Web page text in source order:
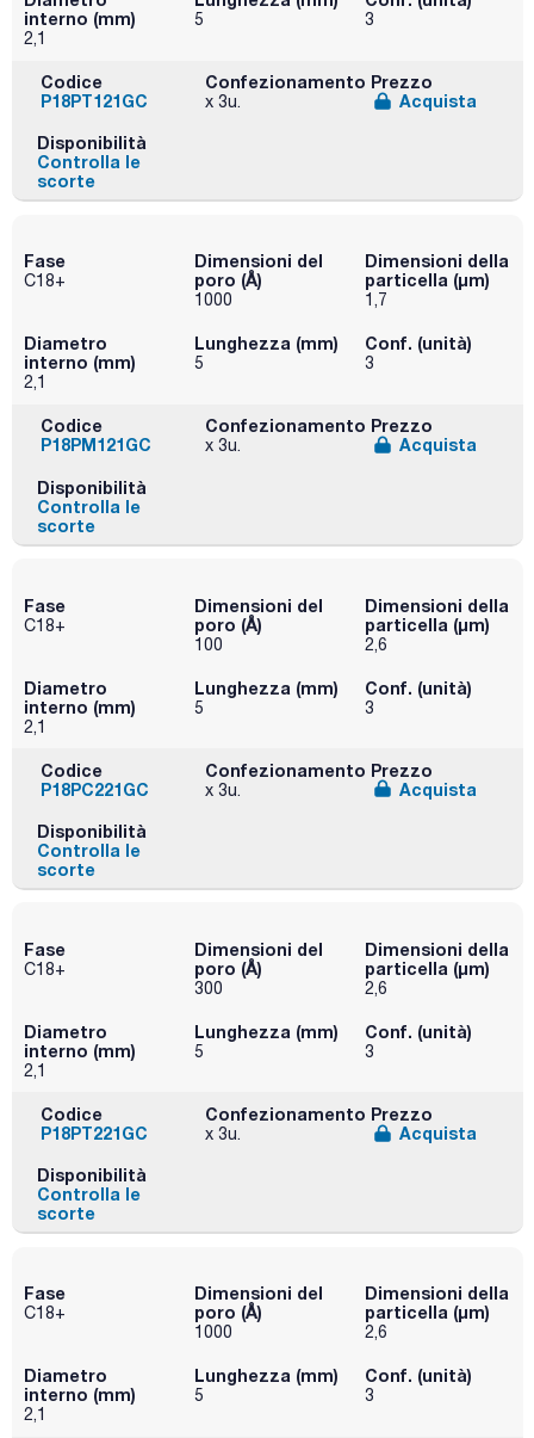
interno (mm)
2,1
5 3
Codice
P18PT121GC
Confezionamento
x 3u.
Prezzo
Acquista
Disponibilità
Controlla le
scorte
Fase
C18+
Dimensioni del
poro (Å)
1000
Dimensioni della
particella (μm)
1,7
Diametro
interno (mm)
2,1
Lunghezza (mm)
5
Conf. (unità)
3
Codice
P18PM121GC
Confezionamento
x 3u.
Prezzo
Acquista
Disponibilità
Controlla le
scorte
Fase
C18+
Dimensioni del
poro (Å)
100
Dimensioni della
particella (μm)
2,6
Diametro
interno (mm)
2,1
Lunghezza (mm)
5
Conf. (unità)
3
Codice
P18PC221GC
Confezionamento
x 3u.
Prezzo
Acquista
Disponibilità
Controlla le
scorte
Fase
C18+
Dimensioni del
poro (Å)
300
Dimensioni della
particella (μm)
2,6
Diametro
interno (mm)
2,1
Lunghezza (mm)
5
Conf. (unità)
3
Codice
P18PT221GC
Confezionamento
x 3u.
Prezzo
Acquista
Disponibilità
Controlla le
scorte
Fase
C18+
Dimensioni del
poro (Å)
1000
Dimensioni della
particella (μm)
2,6
Diametro
interno (mm)
2,1
Lunghezza (mm)
5
Conf. (unità)
3